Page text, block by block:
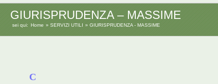
GIURISPRUDENZA – MASSIME
sei qui: Home SERVIZI UTILI GIURISPRUDENZA - MASSIME
C